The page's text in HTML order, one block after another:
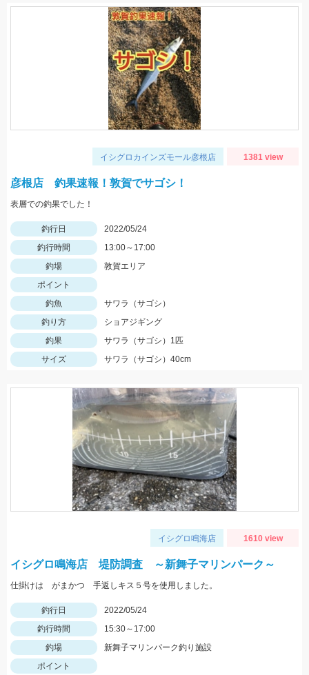
イシグロカインズモール彦根店 1381 view
彦根店 釣果速報！敦賀でサゴシ！
表層での釣果でした！
釣行日
2022/05/24
釣行時間
13:00～17:00
釣場
敦賀エリア
ポイント
釣魚
サワラ（サゴシ）
釣り方
ショアジギング
釣果
サワラ（サゴシ）1匹
サイズ
サワラ（サゴシ）40cm
イシグロ鳴海店 1610 view
イシグロ鳴海店 堤防調査 ～新舞子マリンパーク～
仕掛けは がまかつ 手返しキス５号を使用しました。
釣行日
2022/05/24
釣行時間
15:30～17:00
釣場
新舞子マリンパーク釣り施設
ポイント